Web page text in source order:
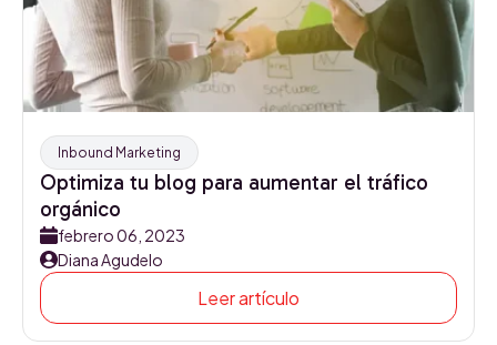
Inbound Marketing
Optimiza tu blog para aumentar el tráfico
orgánico
febrero 06, 2023
Diana Agudelo
Leer artículo